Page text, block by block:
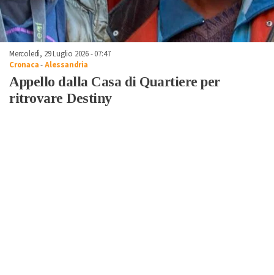
Mercoledì, 29 Luglio 2026 - 07:47
Cronaca-Alessandria
Appello dalla Casa di Quartiere per
ritrovare Destiny